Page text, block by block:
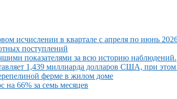
исчислении в квартале с апреля по июнь
поступлений
показателями за всю историю наблюдений.
1,439 миллиарда долларов США, при
ферме в жилом доме
на 66% за семь месяцев